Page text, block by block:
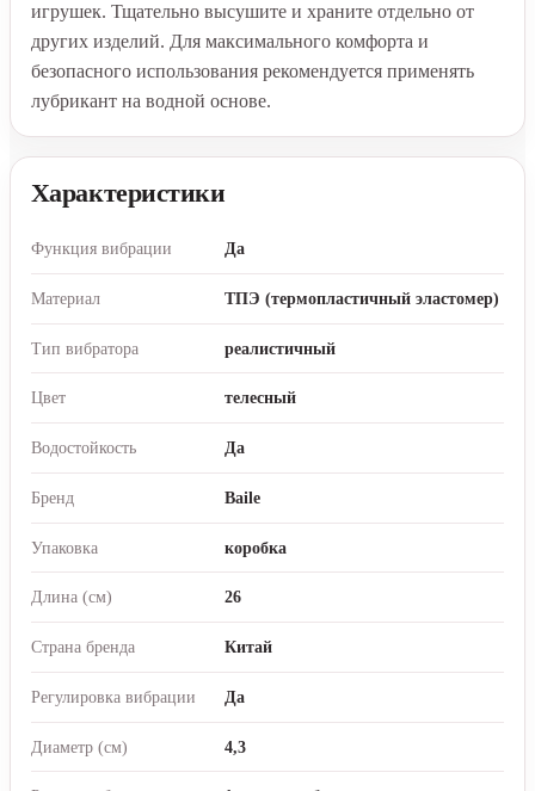
игрушек. Тщательно высушите и храните отдельно от
других изделий. Для максимального комфорта и
безопасного использования рекомендуется применять
лубрикант на водной основе.
Характеристики
Функция вибрации Да
Материал ТПЭ (термопластичный эластомер)
Тип вибратора реалистичный
Цвет телесный
Водостойкость Да
Бренд Baile
Упаковка коробка
Длина (см) 26
Страна бренда Китай
Регулировка вибрации Да
Диаметр (см) 4,3